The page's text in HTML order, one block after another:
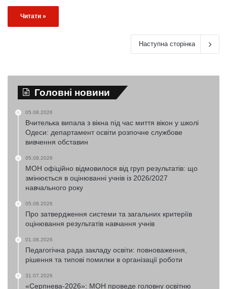
Читати »
Наступна сторінка
Головні новини
05.08.2026
Вчителька випала з вікна під час миття вікон у школі
Одеси: департамент освіти розпочне службове
вивчення обставин
05.08.2026
МОН офіційно відмовилося від груп результатів: що
змінюється в оцінюванні учнів із 2026/2027
навчального року
05.08.2026
Про затвердження системи та загальних критеріїв
оцінювання результатів навчання учнів
01.08.2026
Педагогічна рада закладу освіти: повноваження,
рішення та типові помилки в організації роботи
31.07.2026
«Серпнева-2026»: МОН проведе головну освітню